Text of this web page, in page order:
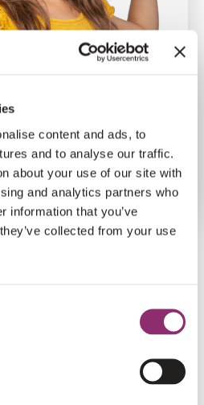
content and ads, to
and to analyse our traffic.
about your use of our site with
and analytics partners who
information that you’ve
collected from your use
Voor Sara heel hartelijk
onze strijders, de